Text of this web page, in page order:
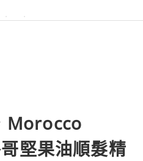
Morocco
堅果油順髮精